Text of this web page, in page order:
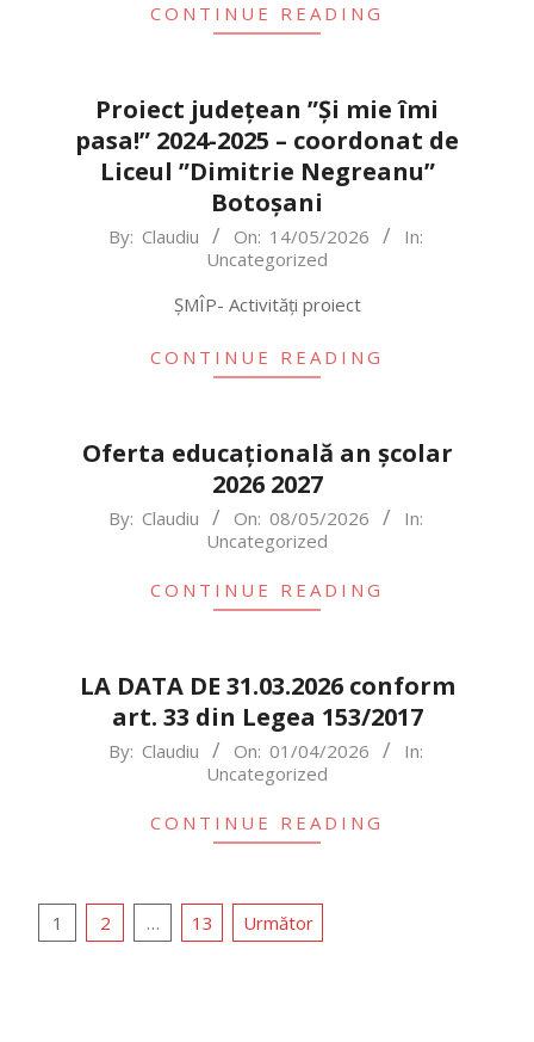
CONTINUE READING
Proiect județean ”Și mie îmi
pasa!” 2024-2025 – coordonat de
Liceul ”Dimitrie Negreanu”
Botoșani
2026-By: Claudiu On: 14/05/2026
In:
Uncategorized
ȘMÎP- Activități proiect
CONTINUE READING
Oferta educațională an școlar
2026 2027
2026-By: Claudiu On: 08/05/2026
In:
Uncategorized
CONTINUE READING
LA DATA DE 31.03.2026 conform
art. 33 din Legea 153/2017
2026-By: Claudiu On: 01/04/2026
In:
Uncategorized
CONTINUE READING
Paginație
1 2 … 13 Următor